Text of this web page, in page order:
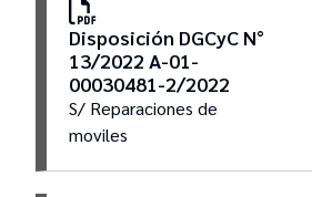
Disposición DGCyC N°
13/2022 A-01-
00030481-2/2022
S/ Reparaciones de
moviles